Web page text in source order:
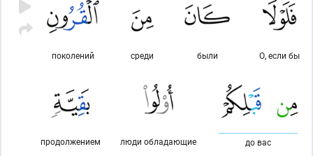
О, если бы
были
среди
поколений
до вас
люди обладающие
продолжением